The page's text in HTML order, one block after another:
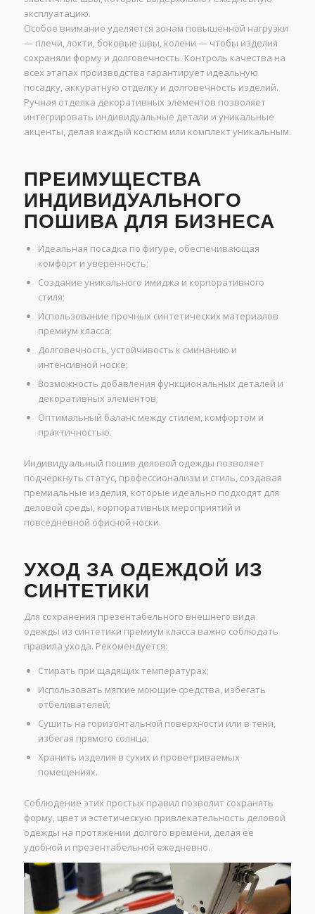
эксплуатацию.
Особое внимание уделяется зонам повышенной нагрузки
— плечи, локти, боковые швы, колени — чтобы изделия
сохраняли форму и долговечность. Контроль качества на
всех этапах производства гарантирует идеальную
посадку, аккуратную отделку и долговечность изделий.
Ручная отделка декоративных элементов позволяет
интегрировать индивидуальные детали и уникальные
акценты, делая каждый костюм или комплект уникальным.
ПРЕИМУЩЕСТВА
ИНДИВИДУАЛЬНОГО
ПОШИВА ДЛЯ БИЗНЕСА
Идеальная посадка по фигуре, обеспечивающая
комфорт и уверенность;
Создание уникального имиджа и корпоративного
стиля;
Использование прочных синтетических материалов
премиум класса;
Долговечность, устойчивость к сминанию и
интенсивной носке;
Возможность добавления функциональных деталей и
декоративных элементов;
Оптимальный баланс между стилем, комфортом и
практичностью.
Индивидуальный пошив деловой одежды позволяет
подчеркнуть статус, профессионализм и стиль, создавая
премиальные изделия, которые идеально подходят для
деловой среды, корпоративных мероприятий и
повседневной офисной носки.
УХОД ЗА ОДЕЖДОЙ ИЗ
СИНТЕТИКИ
Для сохранения презентабельного внешнего вида
одежды из синтетики премиум класса важно соблюдать
правила ухода. Рекомендуется:
Стирать при щадящих температурах;
Использовать мягкие моющие средства, избегать
отбеливателей;
Сушить на горизонтальной поверхности или в тени,
избегая прямого солнца;
Хранить изделия в сухих и проветриваемых
помещениях.
Соблюдение этих простых правил позволит сохранять
форму, цвет и эстетическую привлекательность деловой
одежды на протяжении долгого времени, делая ее
удобной и презентабельной ежедневно.